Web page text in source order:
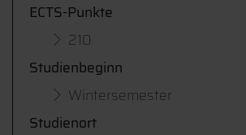
ECTS-Punkte
210
Studienbeginn
Wintersemester
Studienort